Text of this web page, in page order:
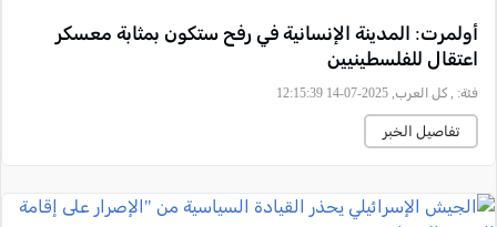
أولمرت: المدينة الإنسانية في رفح ستكون بمثابة معسكر
اعتقال للفلسطينيين
فئة: , كل العرب, 2025-07-14 12:15:39
تفاصيل الخبر